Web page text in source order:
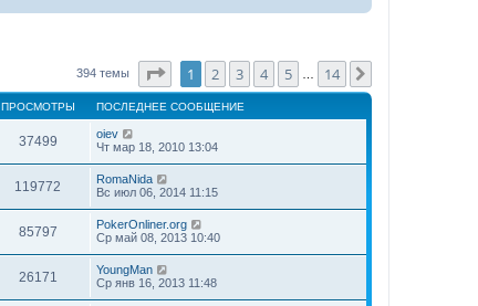
394 темы Страница 1 из14
1 2 3 4 5 14
ПРОСМОТРЫ ПОСЛЕДНЕЕ СООБЩЕНИЕ
37499
oiev
Чт мар 18, 2010 13:04
119772
RomaNida
Вс июл 06, 2014 11:15
85797
PokerOnliner.org
Ср май 08, 2013 10:40
26171
YoungMan
Ср янв 16, 2013 11:48